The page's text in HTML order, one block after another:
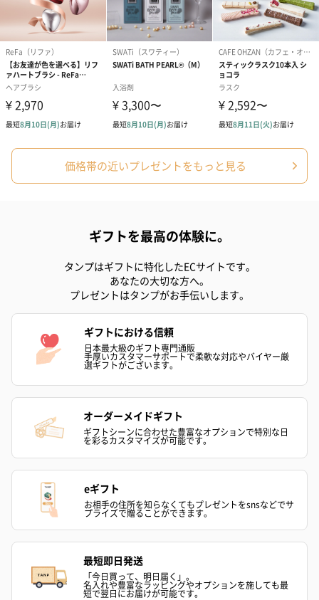
価格帯の近いプレゼントをもっと見る
ギフトを最高の体験に。
タンプはギフトに特化したECサイトです。
あなたの大切な方へ。
プレゼントはタンプがお手伝いします。
ギフトにおける信頼
日本最大級のギフト専門通販
手厚いカスタマーサポートで柔軟な対応やバイヤー厳
選ギフトがございます。
オーダーメイドギフト
ギフトシーンに合わせた豊富なオプションで特別な日
を彩るカスタマイズが可能です。
eギフト
お相手の住所を知らなくてもプレゼントをsnsなどでサ
プライズで贈ることができます。
最短即日発送
「今日買って、明日届く」。
名入れや豊富なラッピングやオプションを施しても最
短で翌日にお届けが可能です。